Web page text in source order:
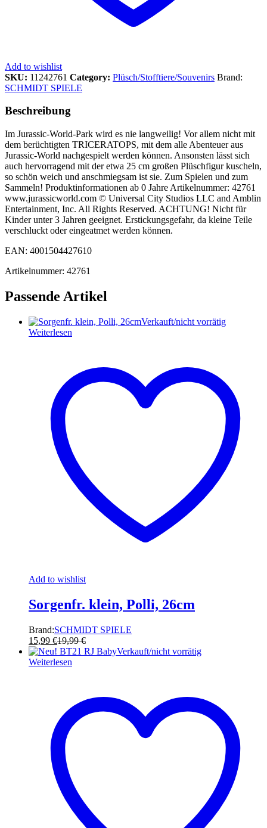
Add to wishlist
SKU: 11242761 Category: Plüsch/Stofftiere/Souvenirs Brand:
SCHMIDT SPIELE
Beschreibung
Im Jurassic-World-Park wird es nie langweilig! Vor allem nicht mit
dem berüchtigten TRICERATOPS, mit dem alle Abenteuer aus
Jurassic-World nachgespielt werden können. Ansonsten lässt sich
auch hervorragend mit der etwa 25 cm großen Plüschfigur kuscheln,
so schön weich und anschmiegsam ist sie. Zum Spielen und zum
Sammeln! Produktinformationen ab 0 Jahre Artikelnummer: 42761
www.jurassicworld.com © Universal City Studios LLC and Amblin
Entertainment, Inc. All Rights Reserved. ACHTUNG! Nicht für
Kinder unter 3 Jahren geeignet. Erstickungsgefahr, da kleine Teile
verschluckt oder eingeatmet werden können.
EAN: 4001504427610
Artikelnummer: 42761
Passende Artikel
Verkauft/nicht vorrätig
Weiterlesen
Add to wishlist
Sorgenfr. klein, Polli, 26cm
Brand:SCHMIDT SPIELE
15,99 €19,99€
Verkauft/nicht vorrätig
Weiterlesen